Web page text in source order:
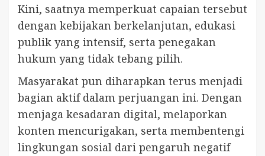
Kini, saatnya memperkuat capaian tersebut
dengan kebijakan berkelanjutan, edukasi
publik yang intensif, serta penegakan
hukum yang tidak tebang pilih.
Masyarakat pun diharapkan terus menjadi
bagian aktif dalam perjuangan ini. Dengan
menjaga kesadaran digital, melaporkan
konten mencurigakan, serta membentengi
lingkungan sosial dari pengaruh negatif